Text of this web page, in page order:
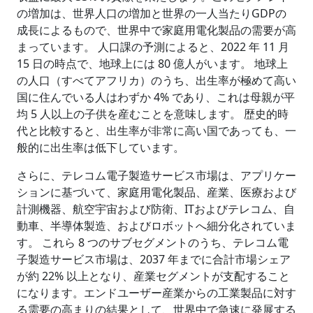
の増加は、世界人口の増加と世界の一人当たりGDPの
成長によるもので、世界中で家庭用電化製品の需要が高
まっています。 人口課の予測によると、2022 年 11 月
15 日の時点で、地球上には 80 億人がいます。 地球上
の人口（すべてアフリカ）のうち、出生率が極めて高い
国に住んでいる人はわずか 4% であり、これは母親が平
均 5 人以上の子供を産むことを意味します。 歴史的時
代と比較すると、出生率が非常に高い国であっても、一
般的に出生率は低下しています。
さらに、テレコム電子製造サービス市場は、アプリケー
ションに基づいて、家庭用電化製品、産業、医療および
計測機器、航空宇宙および防衛、ITおよびテレコム、自
動車、半導体製造、およびロボットへ細分化されていま
す。 これら 8 つのサブセグメントのうち、テレコム電
子製造サービス市場は、2037 年までに合計市場シェア
が約 22% 以上となり、産業セグメントが支配すること
になります。エンドユーザー産業からの工業製品に対す
る需要の高まりの結果として、世界中で急速に発展する